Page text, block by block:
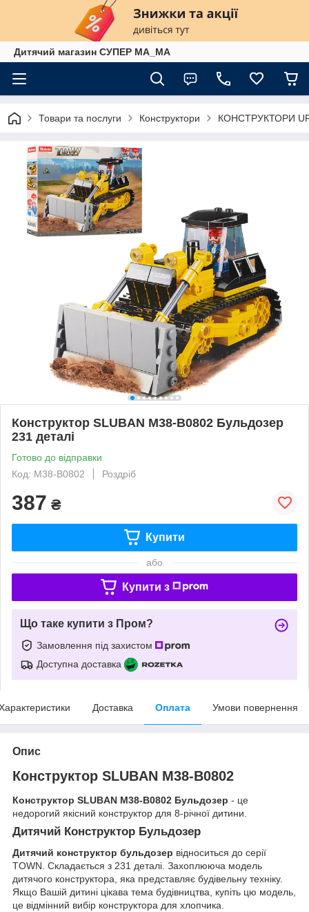
Дитячий магазин СУПЕР МА_МА
Товари та послуги Конструктори КОНСТРУКТОРИ
Конструктор SLUBAN M38-B0802 Бульдозер
231 деталі
Готово до відправки
Код: M38-B0802
Роздріб
387 ₴
Купити
або
Купити з
Що таке купити з Пром?
Замовлення під захистом
Доступна доставка
Доставка Оплата Умови повернення
Опис
Конструктор SLUBAN M38-B0802
Конструктор SLUBAN M38-B0802 Бульдозер - це
недорогий якісний конструктор для 8-річної дитини.
Дитячий Конструктор Бульдозер
Дитячий конструктор бульдозер відноситься до серії
TOWN. Складається з 231 деталі. Захоплююча модель
дитячого конструктора, яка представляє будівельну техніку.
Якщо Вашій дитині цікава тема будівництва, купіть цю модель,
це відмінний вибір конструктора для хлопчика.